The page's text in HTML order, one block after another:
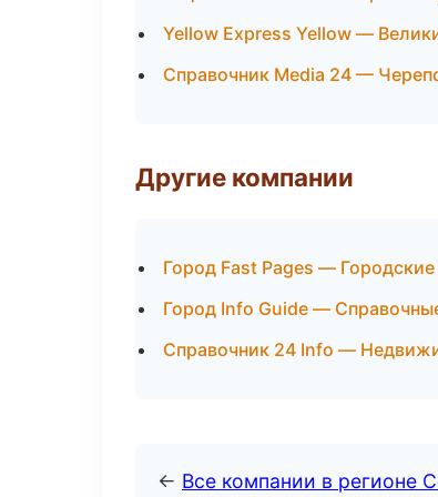
Yellow Express Yellow —
Справочник Media 24 —
Другие компании
Город Fast Pages —
Город Info Guide —
Справочник 24 Info —
← Все компании в регионе